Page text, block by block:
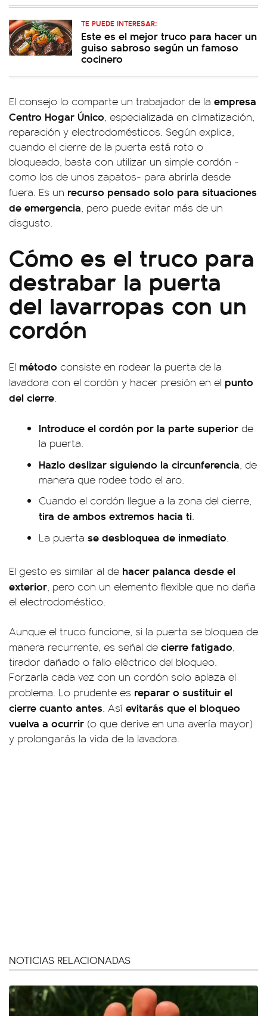
TE PUEDE INTERESAR:
Este es el mejor truco para hacer un
guiso sabroso según un famoso
cocinero
El consejo lo comparte un trabajador de la empresa
Centro Hogar Único, especializada en climatización,
reparación y electrodomésticos. Según explica,
cuando el cierre de la puerta está roto o
bloqueado, basta con utilizar un simple cordón -
como los de unos zapatos- para abrirla desde
fuera. Es un recurso pensado solo para situaciones
de emergencia, pero puede evitar más de un
disgusto.
Cómo es el truco para
destrabar la puerta
del lavarropas con un
cordón
El método consiste en rodear la puerta de la
lavadora con el cordón y hacer presión en el punto
del cierre.
Introduce el cordón por la parte superior de
la puerta.
Hazlo deslizar siguiendo la circunferencia, de
manera que rodee todo el aro.
Cuando el cordón llegue a la zona del cierre,
tira de ambos extremos hacia ti.
La puerta se desbloquea de inmediato.
El gesto es similar al de hacer palanca desde el
exterior, pero con un elemento flexible que no daña
el electrodoméstico.
Aunque el truco funcione, si la puerta se bloquea de
manera recurrente, es señal de cierre fatigado,
tirador dañado o fallo eléctrico del bloqueo.
Forzarla cada vez con un cordón solo aplaza el
problema. Lo prudente es reparar o sustituir el
cierre cuanto antes. Así evitarás que el bloqueo
vuelva a ocurrir (o que derive en una avería mayor)
y prolongarás la vida de la lavadora.
NOTICIAS RELACIONADAS